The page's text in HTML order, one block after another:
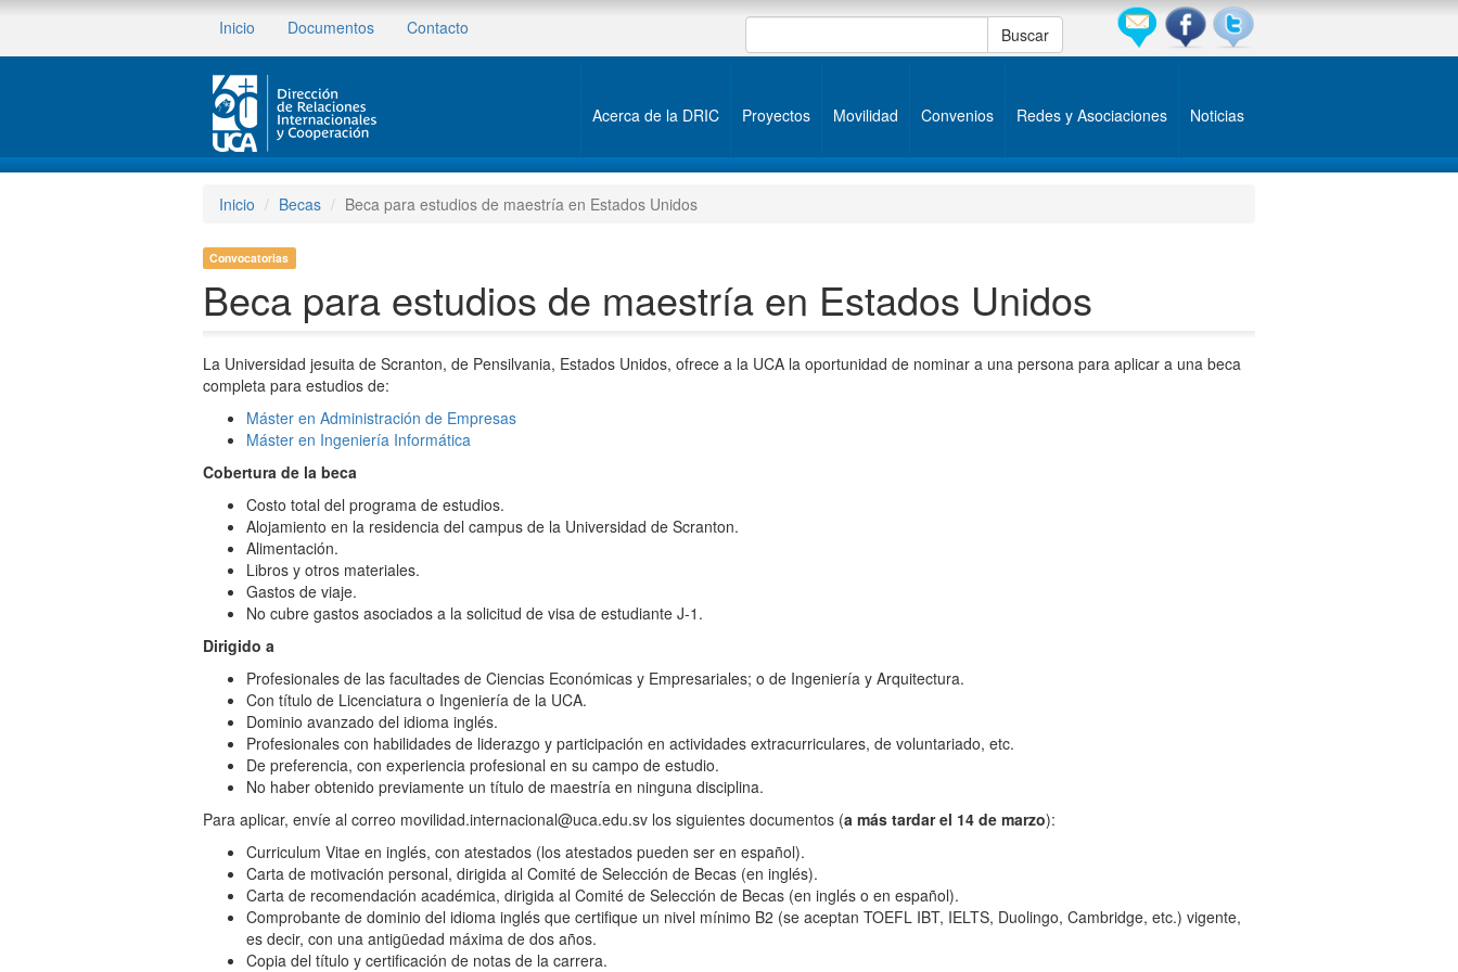
Inicio Documentos Contacto
Acerca de la DRIC Proyectos Movilidad Convenios Redes y Asociaciones Noticias
Inicio Becas Beca para estudios de maestría en Estados Unidos
Convocatorias
Beca para estudios de maestría en Estados Unidos
La Universidad jesuita de Scranton, de Pensilvania, Estados Unidos, ofrece a la UCA la oportunidad de nominar a una persona para aplicar a una beca
completa para estudios de:
Máster en Administración de Empresas
Máster en Ingeniería Informática
Cobertura de la beca
Costo total del programa de estudios.
Alojamiento en la residencia del campus de la Universidad de Scranton.
Alimentación.
Libros y otros materiales.
Gastos de viaje.
No cubre gastos asociados a la solicitud de visa de estudiante J-1.
Dirigido a
Profesionales de las facultades de Ciencias Económicas y Empresariales; o de Ingeniería y Arquitectura.
Con título de Licenciatura o Ingeniería de la UCA.
Dominio avanzado del idioma inglés.
Profesionales con habilidades de liderazgo y participación en actividades extracurriculares, de voluntariado, etc.
De preferencia, con experiencia profesional en su campo de estudio.
No haber obtenido previamente un título de maestría en ninguna disciplina.
Para aplicar, envíe al correo movilidad.internacional@uca.edu.sv los siguientes documentos (a más tardar el 14 de marzo):
Curriculum Vitae en inglés, con atestados (los atestados pueden ser en español).
Carta de motivación personal, dirigida al Comité de Selección de Becas (en inglés).
Carta de recomendación académica, dirigida al Comité de Selección de Becas (en inglés o en español).
Comprobante de dominio del idioma inglés que certifique un nivel mínimo B2 (se aceptan TOEFL IBT, IELTS, Duolingo, Cambridge, etc.) vigente,
es decir, con una antigüedad máxima de dos años.
Copia del título y certificación de notas de la carrera.